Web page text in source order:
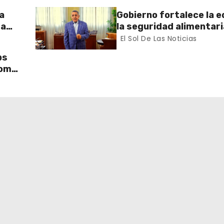
Gobierno fortalece la
la seguridad
salud con acciones que
El Sol De Las Noticias